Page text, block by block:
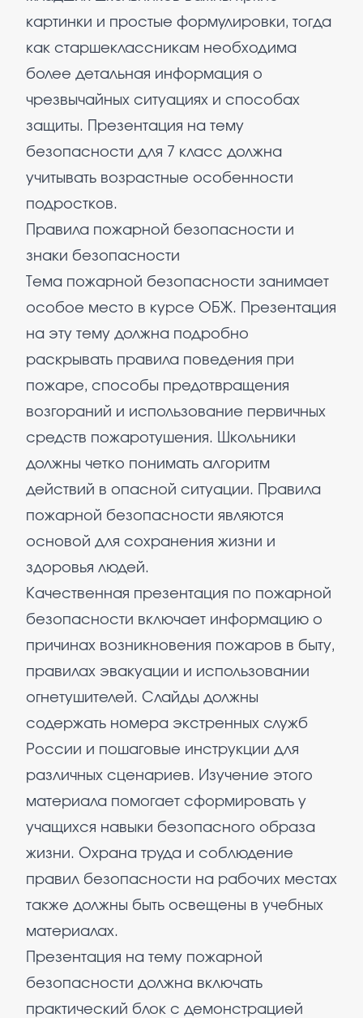
картинки и простые формулировки, тогда
как старшеклассникам необходима
более детальная информация о
чрезвычайных ситуациях и способах
защиты. Презентация на тему
безопасности для 7 класс должна
учитывать возрастные особенности
подростков.
Правила пожарной безопасности и
знаки безопасности
Тема пожарной безопасности занимает
особое место в курсе ОБЖ. Презентация
на эту тему должна подробно
раскрывать правила поведения при
пожаре, способы предотвращения
возгораний и использование первичных
средств пожаротушения. Школьники
должны четко понимать алгоритм
действий в опасной ситуации. Правила
пожарной безопасности являются
основой для сохранения жизни и
здоровья людей.
Качественная презентация по пожарной
безопасности включает информацию о
причинах возникновения пожаров в быту,
правилах эвакуации и использовании
огнетушителей. Слайды должны
содержать номера экстренных служб
России и пошаговые инструкции для
различных сценариев. Изучение этого
материала помогает сформировать у
учащихся навыки безопасного образа
жизни. Охрана труда и соблюдение
правил безопасности на рабочих местах
также должны быть освещены в учебных
материалах.
Презентация на тему пожарной
безопасности должна включать
практический блок с демонстрацией